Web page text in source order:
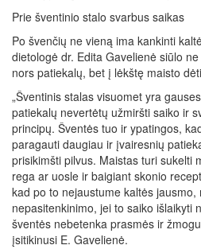
Prie šventinio stalo svarbus saikas
Po švenčių ne vieną ima kankinti
dietologė dr. Edita Gavelienė siūlo
nors patiekalų, bet į lėkštę maisto
„Šventinis stalas visuomet yra
patiekalų nevertėtų užmiršti saiko ir
principų. Šventės tuo ir ypatingos,
paragauti daugiau ir įvairesnių
prisikimšti pilvus. Maistas turi sukelti
rega ar uosle ir baigiant skonio
kad po to nejaustume kaltės jausmo,
nepasitenkinimo, jei to saiko išlaikyti
šventės nebetenka prasmės ir
įsitikinusi E. Gavelienė.